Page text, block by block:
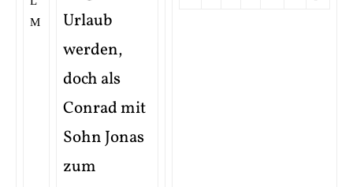
Urlaub
werden,
doch als
Conrad mit
Sohn Jonas
zum